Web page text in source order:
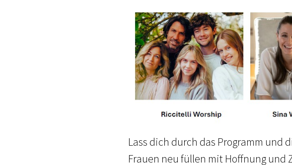
Lass dich durch das Programm und
Frauen neu füllen mit Hoffnung und